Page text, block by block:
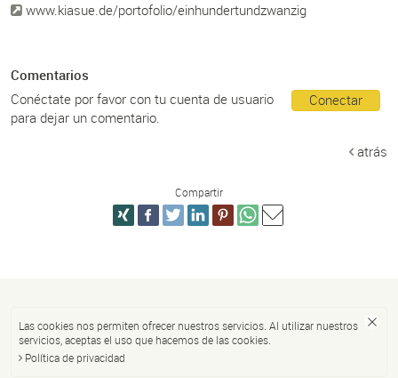
www.kiasue.de/portofolio/einhundertundzwanzig
Comentarios
Conectar
Conéctate por favor con tu cuenta de usuario
para dejar un comentario.
atrás
Compartir
Las cookies nos permiten ofrecer nuestros servicios. Al utilizar nuestros
servicios, aceptas el uso que hacemos de las cookies.
Política de privacidad